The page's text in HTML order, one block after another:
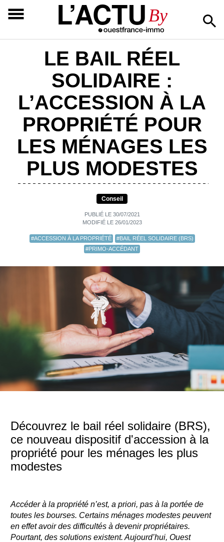
L’ACTUBy
LE BAIL RÉEL
SOLIDAIRE :
L’ACCESSION À LA
PROPRIÉTÉ POUR
LES MÉNAGES LES
PLUS MODESTES
Conseil
PUBLIÉ LE 30/07/2021
MODIFIÉ LE 26/01/2023
#ACCESSION À LA PROPRIÉTÉ
#BAIL RÉEL SOLIDAIRE (BRS)
#PRIMO-ACCÉDANT
Découvrez le bail réel solidaire (BRS),
ce nouveau dispositif d'accession à la
propriété pour les ménages les plus
modestes
Accéder à la propriété n’est, a priori, pas à la portée de
toutes les bourses. Certains ménages modestes peuvent
en effet avoir des difficultés à devenir propriétaires.
Pourtant, des solutions existent. Aujourd’hui, Ouest